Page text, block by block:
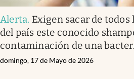
Alerta. Exigen sacar de
del país este conocido
contaminación de una
domingo, 17 de Mayo de 2026